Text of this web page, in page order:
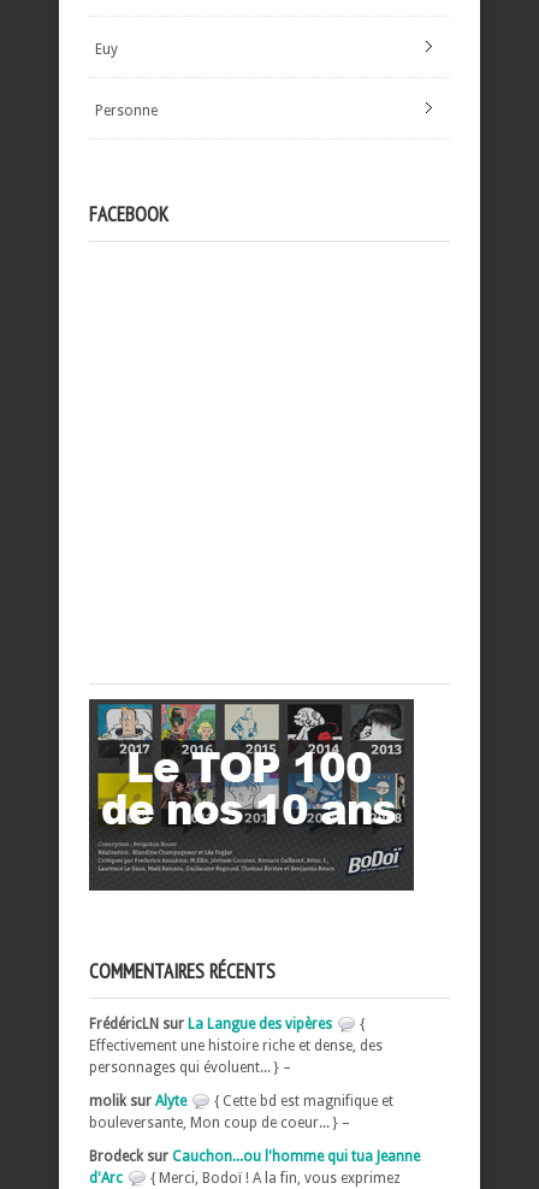
Euy
Personne
FACEBOOK
COMMENTAIRES RÉCENTS
FrédéricLN sur La Langue des vipères
{
Effectivement une histoire riche et dense, des
personnages qui évoluent... } –
molik sur Alyte
{ Cette bd est magnifique et
bouleversante, Mon coup de coeur... } –
Brodeck sur Cauchon...ou l'homme qui tua Jeanne
d'Arc
{ Merci, Bodoï ! A la fin, vous exprimez